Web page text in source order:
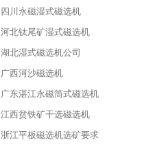
四川永磁湿式磁选机
河北钛尾矿湿式磁选机
湖北湿式磁选机公司
广西河沙磁选机
广东湛江永磁筒式磁选机
江西贫铁矿干选磁选机
浙江平板磁选机选矿要求